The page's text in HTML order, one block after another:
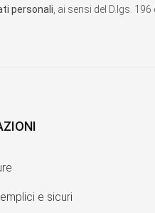
personali , ai sensi del D.lgs.
e sicuri